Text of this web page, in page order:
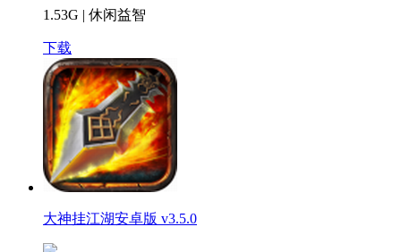
1.53G | 休闲益智
下载
大神挂江湖安卓版 v3.5.0